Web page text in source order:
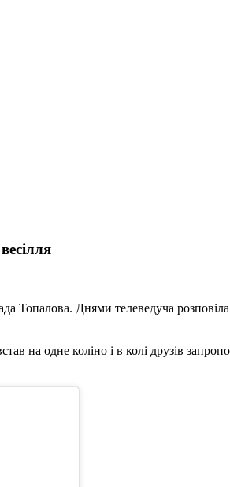
Топалова. Днями телеведуча
на одне коліно і в колі друзів